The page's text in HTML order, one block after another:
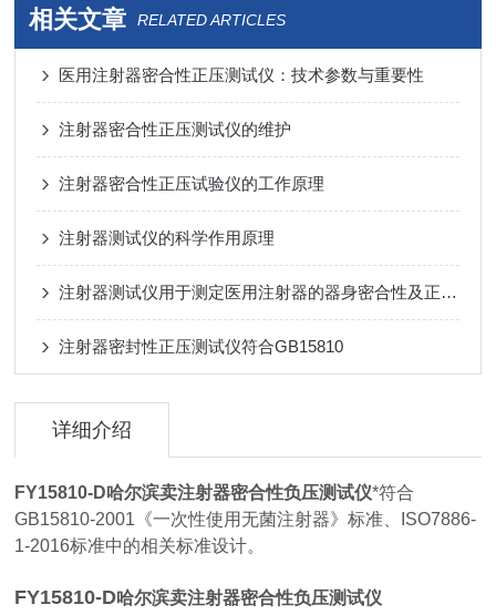
相关文章 RELATED ARTICLES
医用注射器密合性正压测试仪：技术参数与重要性
注射器密合性正压测试仪的维护
注射器密合性正压试验仪的工作原理
注射器测试仪的科学作用原理
注射器测试仪用于测定医用注射器的器身密合性及正压物理特性
注射器密封性正压测试仪符合GB15810
详细介绍
FY15810-D哈尔滨卖注射器密合性负压测试仪*符合
GB15810-2001《一次性使用无菌注射器》标准、ISO7886-
1-2016标准中的相关标准设计。
FY15810-D哈尔滨卖注射器密合性负压测试仪